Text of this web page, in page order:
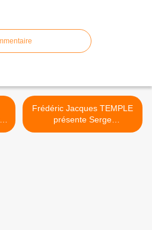
Frédéric Jacques TEMPLE
présente Serge
MICHENAUD le 17